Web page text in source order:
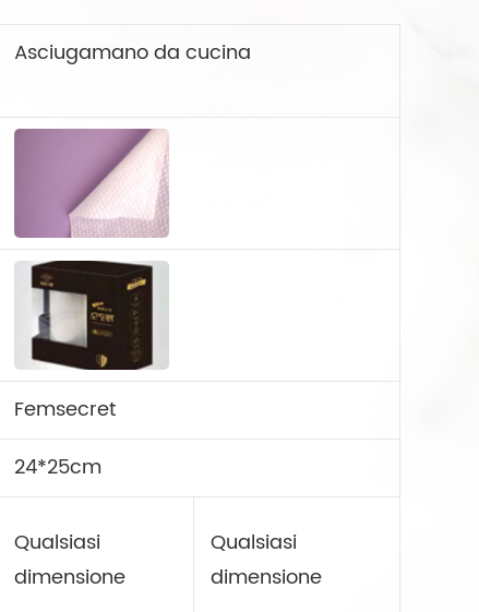
Asciugamano da cucina
Femsecret
24*25cm
Qualsiasi
dimensione
Qualsiasi
dimensione